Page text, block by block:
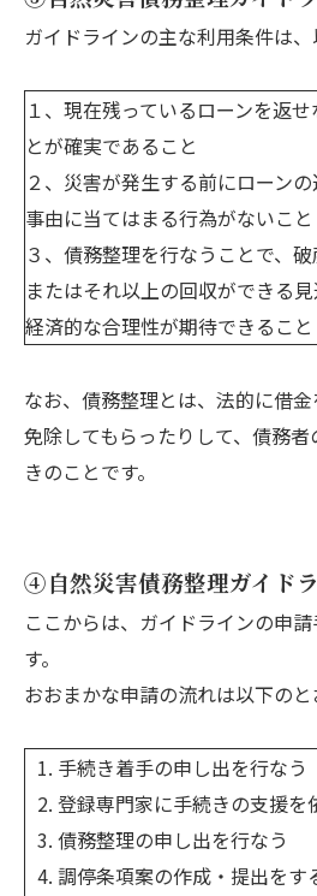
ガイドラインの主な利用条件は、
１、現在残っているローンを返
とが確実であること
２、災害が発生する前にローン
事由に当てはまる行為がないこと
３、債務整理を行なうことで、
またはそれ以上の回収ができる
経済的な合理性が期待できること
なお、債務整理とは、法的に借
免除してもらったりして、債務
きのことです。
④自然災害債務整理ガイド
ここからは、ガイドラインの申
す。
おおまかな申請の流れは以下のと
手続き着手の申し出を行なう
登録専門家に手続きの支援を
債務整理の申し出を行なう
調停条項案の作成・提出をす